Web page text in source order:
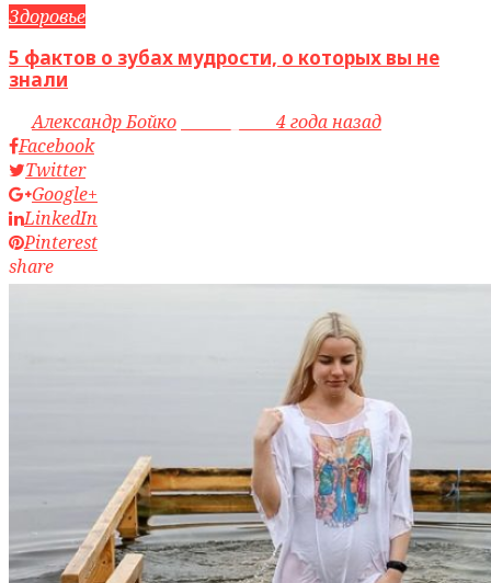
Здоровье
5 фактов о зубах мудрости, о которых вы не
знали
byАлександр Бойко
4 года назад
Facebook
Twitter
Google+
LinkedIn
Pinterest
share